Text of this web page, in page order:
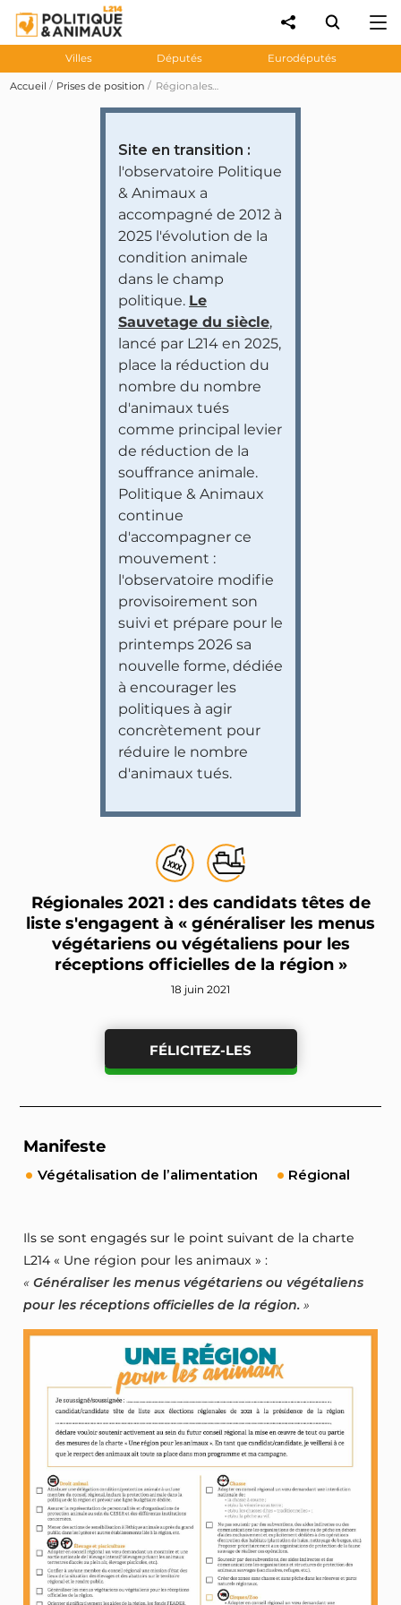
Villes Députés Eurodéputés
Accueil Prises de position Régionales 2021 : des candidats têtes de liste s'engagent à « généraliser les menus végétariens ou végétaliens pour les réceptions officielles de la région »
Site en transition :
l'observatoire Politique
& Animaux a
accompagné de 2012 à
2025 l'évolution de la
condition animale
dans le champ
politique. Le
Sauvetage du siècle,
lancé par L214 en 2025,
place la réduction du
nombre du nombre
d'animaux tués
comme principal levier
de réduction de la
souffrance animale.
Politique & Animaux
continue
d'accompagner ce
mouvement :
l'observatoire modifie
provisoirement son
suivi et prépare pour le
printemps 2026 sa
nouvelle forme, dédiée
à encourager les
politiques à agir
concrètement pour
réduire le nombre
d'animaux tués.
Régionales 2021 : des candidats têtes de
liste s'engagent à « généraliser les menus
végétariens ou végétaliens pour les
réceptions officielles de la région »
18 juin 2021
FÉLICITEZ-LES
Manifeste
Végétalisation de l’alimentation Régional
Ils se sont engagés sur le point suivant de la charte
L214 « Une région pour les animaux » :
Généraliser les menus végétariens ou végétaliens
pour les réceptions officielles de la région.